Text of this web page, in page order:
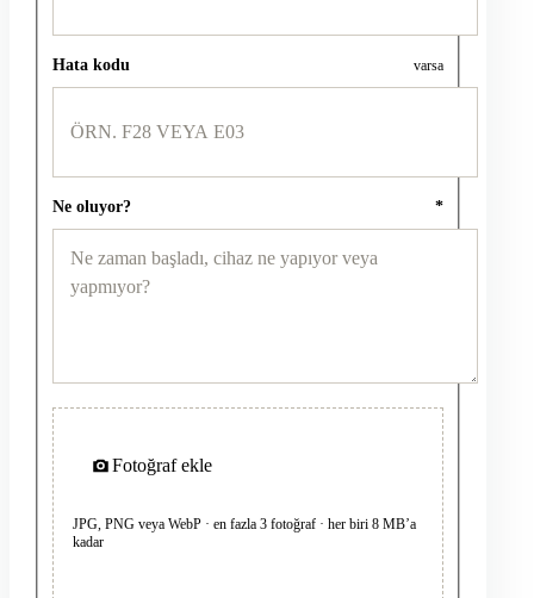
Hata kodu varsa
Ne oluyor? *
Fotoğraf ekle
JPG, PNG veya WebP · en fazla 3 fotoğraf · her biri 8 MB’a
kadar